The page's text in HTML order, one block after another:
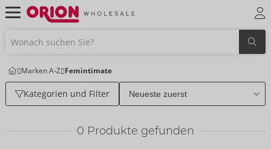
Marken A-Z Femintimate
Kategorien und Filter
0 Produkte gefunden